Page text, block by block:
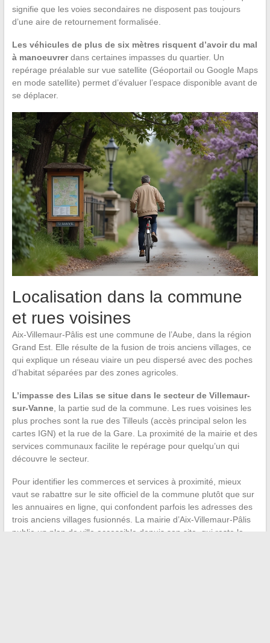
signifie que les voies secondaires ne disposent pas toujours
d’une aire de retournement formalisée.
Les véhicules de plus de six mètres risquent d’avoir du mal
à manoeuvrerdans certaines impasses du quartier. Un
repérage préalable sur vue satellite (Géoportail ou Google Maps
en mode satellite) permet d’évaluer l’espace disponible avant de
se déplacer.
Localisation dans la commune
et rues voisines
Aix-Villemaur-Pâlis est une commune de l’Aube, dans la région
Grand Est. Elle résulte de la fusion de trois anciens villages, ce
qui explique un réseau viaire un peu dispersé avec des poches
d’habitat séparées par des zones agricoles.
L’impasse des Lilas se situe dans le secteur de Villemaur-
sur-Vanne, la partie sud de la commune. Les rues voisines les
plus proches sont la rue des Tilleuls (accès principal selon les
cartes IGN) et la rue de la Gare. La proximité de la mairie et des
services communaux facilite le repérage pour quelqu’un qui
découvre le secteur.
Pour identifier les commerces et services à proximité, mieux
vaut se rabattre sur le site officiel de la commune plutôt que sur
les annuaires en ligne, qui confondent parfois les adresses des
trois anciens villages fusionnés. La mairie d’Aix-Villemaur-Pâlis
publie un plan de ville accessible depuis son site, qui reste la